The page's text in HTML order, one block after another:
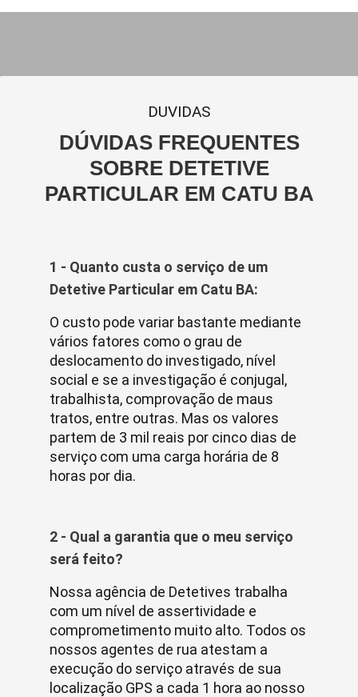
DUVIDAS
DÚVIDAS FREQUENTES
SOBRE DETETIVE
PARTICULAR EM CATU BA
1 - Quanto custa o serviço de um
Detetive Particular em Catu BA:
O custo pode variar bastante mediante
vários fatores como o grau de
deslocamento do investigado, nível
social e se a investigação é conjugal,
trabalhista, comprovação de maus
tratos, entre outras. Mas os valores
partem de 3 mil reais por cinco dias de
serviço com uma carga horária de 8
horas por dia.
2 - Qual a garantia que o meu serviço
será feito?
Nossa agência de Detetives trabalha
com um nível de assertividade e
comprometimento muito alto. Todos os
nossos agentes de rua atestam a
execução do serviço através de sua
localização GPS a cada 1 hora ao nosso